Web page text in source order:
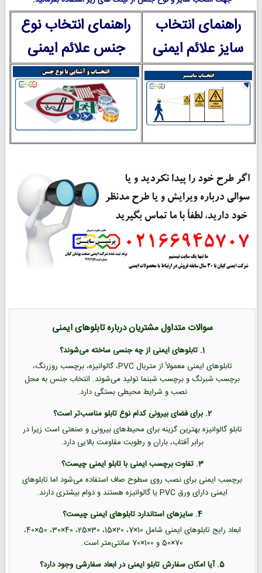
راهنمای انتخاب
سایز علائم ایمنی
راهنمای انتخاب نوع
جنس علائم ایمنی
سوالات متداول مشتریان درباره تابلوهای ایمنی
1. تابلوهای ایمنی از چه جنسی ساخته می‌شوند؟
تابلوهای ایمنی معمولاً از متریال PVC، گالوانیزه، برچسب روزرنگ،
برچسب شبرنگ و برچسب شبنما تولید می‌شوند. انتخاب جنس به محل
نصب و شرایط محیطی بستگی دارد.
2. برای فضای بیرونی کدام نوع تابلو مناسب‌تر است؟
تابلو گالوانیزه بهترین گزینه برای محیط‌های بیرونی و صنعتی است زیرا در
برابر آفتاب، باران و رطوبت مقاومت بالایی دارد.
3. تفاوت برچسب ایمنی با تابلو ایمنی چیست؟
برچسب ایمنی برای نصب روی سطوح صاف استفاده می‌شود اما تابلوهای
ایمنی دارای ورق PVC یا گالوانیزه هستند و دوام بیشتری دارند.
4. سایزهای استاندارد تابلوهای ایمنی چیست؟
ابعاد رایج تابلوهای ایمنی شامل 10×7، 20×15، 30×25، 40×30، 50×40،
70×50 و 100×70 سانتی‌متر است.
5. آیا امکان سفارش تابلو ایمنی در ابعاد سفارشی وجود دارد؟